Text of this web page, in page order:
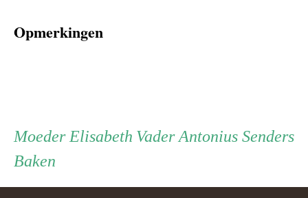
Opmerkingen
Persoon
ouder
Vader Vader
Antonius Senders
Moeder Moeder
Elisabeth
Baken